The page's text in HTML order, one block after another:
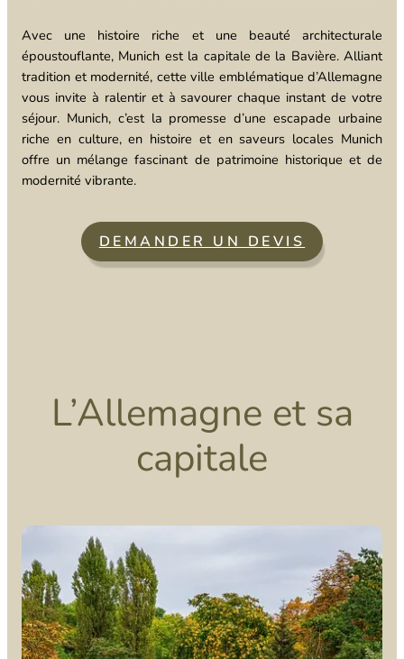
Avec une histoire riche et une beauté architecturale
époustouflante, Munich est la capitale de la Bavière. Alliant
tradition et modernité, cette ville emblématique d’Allemagne
vous invite à ralentir et à savourer chaque instant de votre
séjour. Munich, c’est la promesse d’une escapade urbaine
riche en culture, en histoire et en saveurs locales Munich
offre un mélange fascinant de patrimoine historique et de
modernité vibrante.
DEMANDER UN DEVIS
L’Allemagne et sa
capitale